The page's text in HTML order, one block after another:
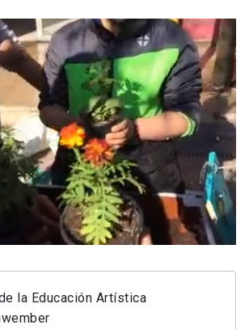
la Educación Artística